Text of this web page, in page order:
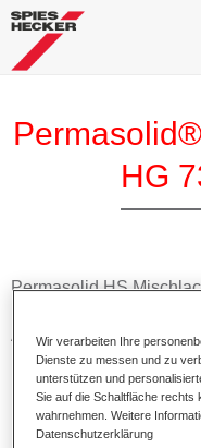
HG
Permasolid HS
Farbtonausmischung
Autolack 275 mit allen
Lackierung.
Produktmerkmale
Erlaubt eine
Wir verarbeiten Ihre
Dienste zu messen und zu
unterstützen und
Sie auf die Schaltfläche
wahrnehmen. Weitere
Datenschutzerklärung